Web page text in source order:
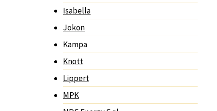
Isabella
Jokon
Kampa
Knott
Lippert
MPK